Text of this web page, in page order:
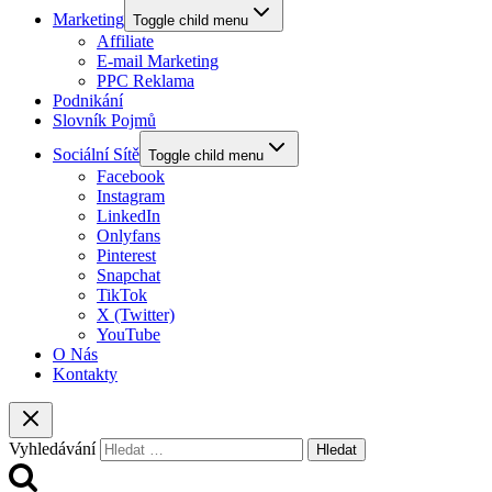
Marketing Toggle child menu
Affiliate
E-mail Marketing
PPC Reklama
Podnikání
Slovník Pojmů
Sociální Sítě Toggle child menu
Facebook
Instagram
LinkedIn
Onlyfans
Pinterest
Snapchat
TikTok
X (Twitter)
YouTube
O Nás
Kontakty
Vyhledávání